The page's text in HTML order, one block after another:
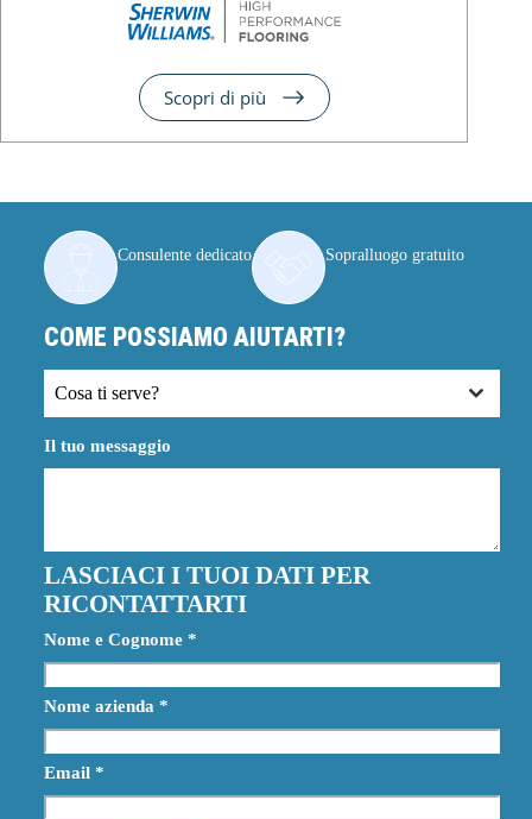
Scopri di più
Consulente dedicato Sopralluogo gratuito
COME POSSIAMO AIUTARTI?
Cosa ti serve?
Il tuo messaggio
LASCIACI I TUOI DATI PER
RICONTATTARTI
Nome e Cognome *
Nome azienda *
Email *